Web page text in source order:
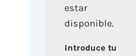
estar
disponible.
Introduce tu